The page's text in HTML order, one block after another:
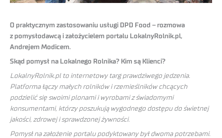
O praktycznym zastosowaniu usługi DPD Food – rozmowa
z pomysłodawcą i założycielem portalu LokalnyRolnik.pl,
Andrejem Modicem.
Skąd pomysł na Lokalnego Rolnika? Kim są Klienci?
LokalnyRolnik.pl to internetowy targ prawdziwego jedzenia.
Platforma łączy małych rolników i rzemieślników chcących
podzielić się swoimi plonami i wyrobami z świadomymi
konsumentami, którzy poszukują wygodnego dostępu do świetnej
jakości, zdrowej i sprawdzonej żywności.
Pomysł na założenie portalu podyktowany był dwoma potrzebami.